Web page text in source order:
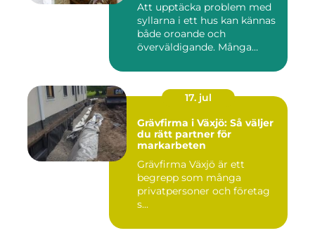
Att upptäcka problem med
syllarna i ett hus kan kännas
både oroande och
överväldigande. Många
17. jul
Grävfirma i Växjö: Så väljer
du rätt partner för
markarbeten
Grävfirma Växjö är ett
begrepp som många
privatpersoner och företag
s...